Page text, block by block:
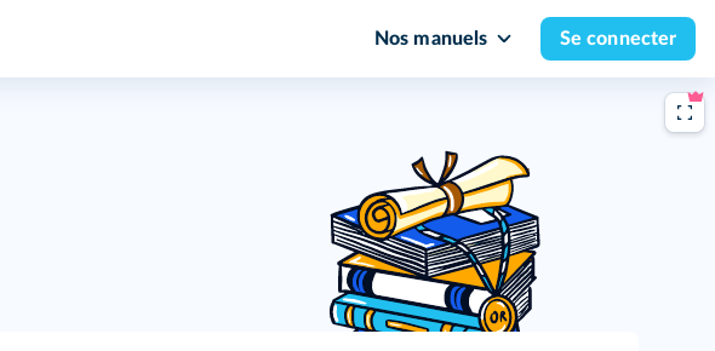
Nos manuels Se connecter